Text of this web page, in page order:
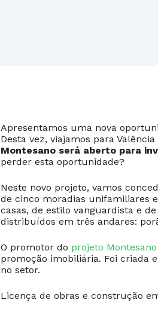
Apresentamos uma nova
Desta vez, viajamos para
Montesano será aberto para
perder esta oportunidade?
Neste novo projeto, vamos
de cinco moradias unifamiliares
casas, de estilo vanguardista e
distribuídos em três andares:
O promotor do projeto Montesano
promoção imobiliária. Foi criada
no setor.
Licença de obras e construção